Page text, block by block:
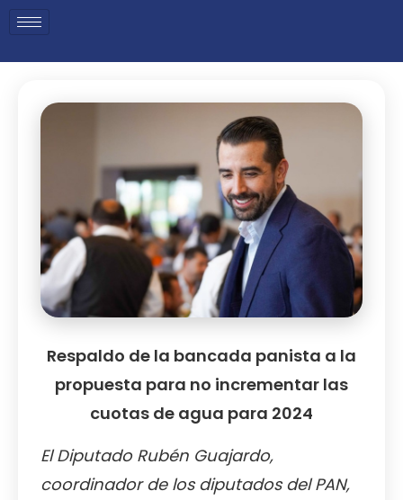
Respaldo de la bancada panista a la
propuesta para no incrementar las
cuotas de agua para 2024
El Diputado Rubén Guajardo,
coordinador de los diputados del PAN,